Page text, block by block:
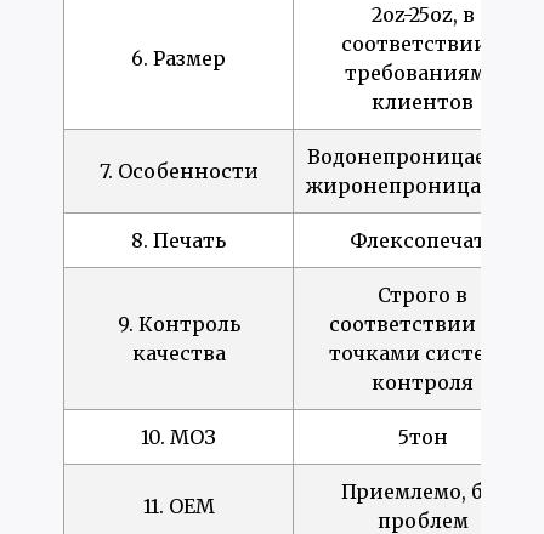
6. Размер
2oz-25oz, в
соответствии с
требованиями
клиентов
7. Особенности
Водонепроницаемый,
жиронепроницаемый
8. Печать Флексопечать
9. Контроль
качества
Строго в
соответствии с 27
точками системы
контроля
10. МОЗ 5тон
11. OEM
Приемлемо, без
проблем